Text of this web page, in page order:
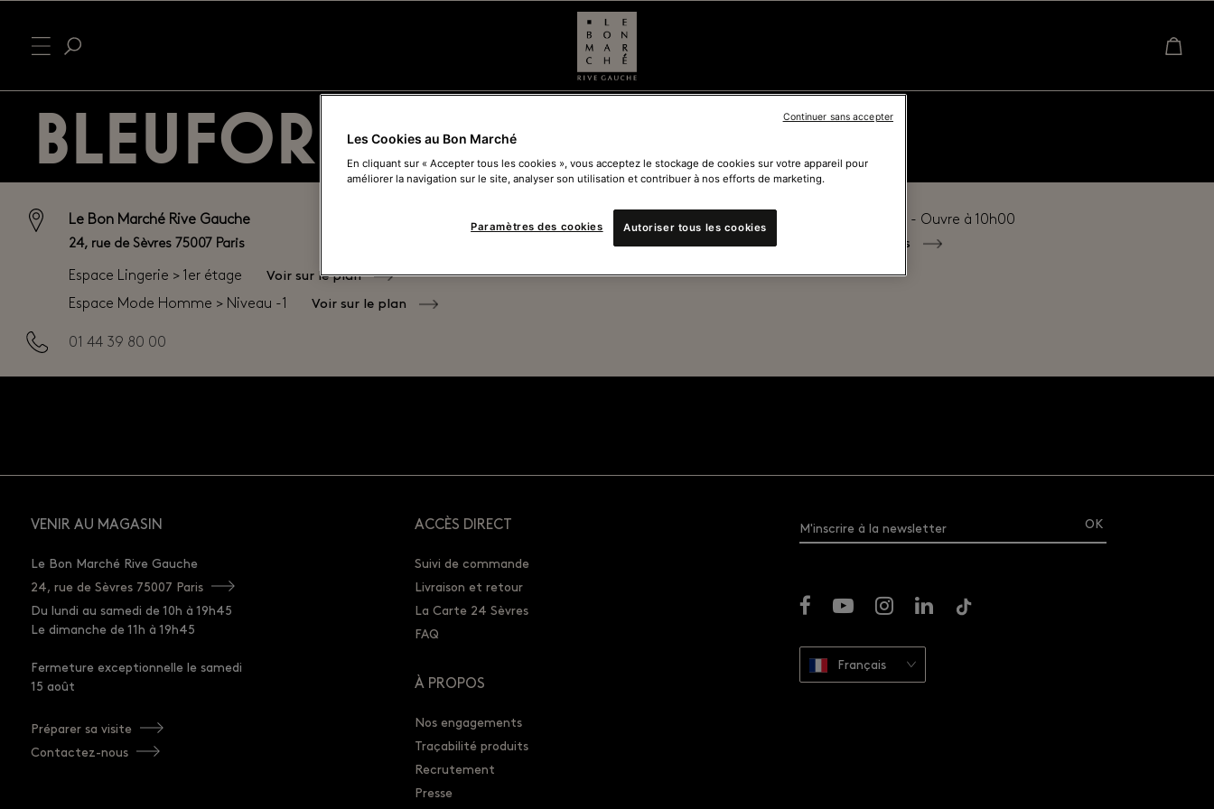
BLEUFORET
Le Bon Marché Rive Gauche
24, rue de Sèvres 75007 Paris
Espace Lingerie > 1er étage Voir sur le plan
Espace Mode Homme > Niveau -1 Voir sur le plan
01 44 39 80 00
Fermé actuellement - Ouvre à 10h00
Voir tous les horaires
VENIR AU MAGASIN
Le Bon Marché Rive Gauche
24, rue de Sèvres 75007 Paris
Du lundi au samedi de 10h à 19h45
Le dimanche de 11h à 19h45
Fermeture exceptionnelle le samedi
15 août
Préparer sa visite
Contactez-nous
ACCÈS DIRECT
Suivi de commande
Livraison et retour
La Carte 24 Sèvres
FAQ
À PROPOS
Nos engagements
Traçabilité produits
Recrutement
Presse
M'inscrire à la newsletter
Français
Les Cookies au Bon Marché
En cliquant sur « Accepter tous les cookies », vous acceptez le stockage de cookies sur votre appareil pour
améliorer la navigation sur le site, analyser son utilisation et contribuer à nos efforts de marketing.
Paramètres des cookies Autoriser tous les cookies
Continuer sans accepter